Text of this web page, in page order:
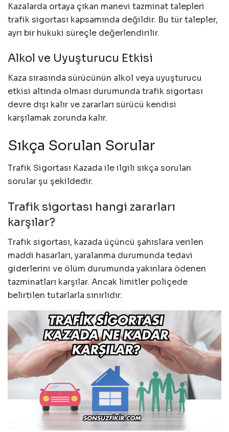
Kazalarda ortaya çıkan manevi tazminat talepleri
trafik sigortası kapsamında değildir. Bu tür talepler,
ayrı bir hukuki süreçle değerlendirilir.
Alkol ve Uyuşturucu Etkisi
Kaza sırasında sürücünün alkol veya uyuşturucu
etkisi altında olması durumunda trafik sigortası
devre dışı kalır ve zararları sürücü kendisi
karşılamak zorunda kalır.
Sıkça Sorulan Sorular
Trafik Sigortası Kazada ile ilgili sıkça sorulan
sorular şu şekildedir.
Trafik sigortası hangi zararları
karşılar?
Trafik sigortası, kazada üçüncü şahıslara verilen
maddi hasarları, yaralanma durumunda tedavi
giderlerini ve ölüm durumunda yakınlara ödenen
tazminatları karşılar. Ancak limitler poliçede
belirtilen tutarlarla sınırlıdır.